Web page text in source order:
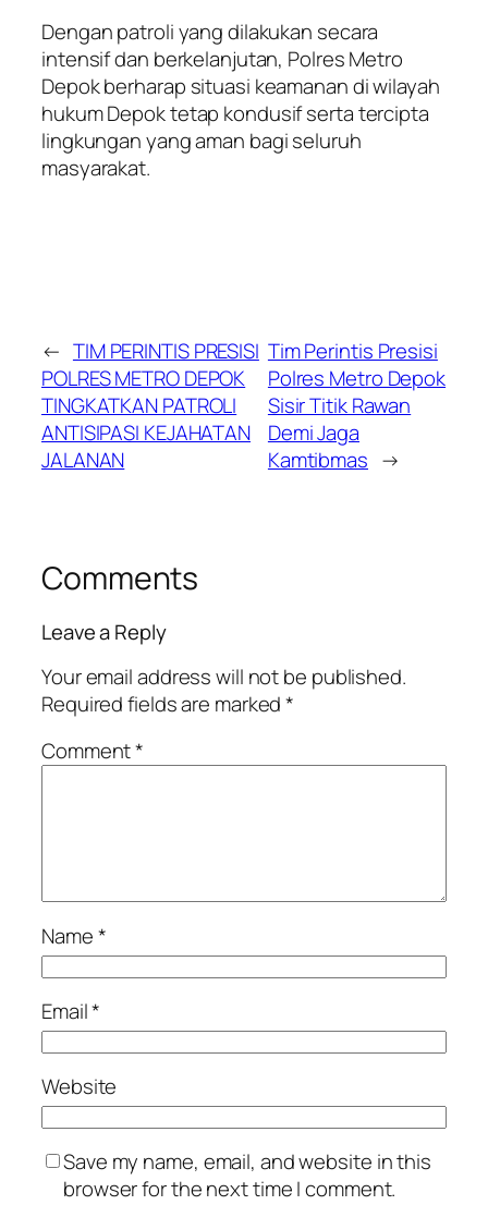
Dengan patroli yang dilakukan secara
intensif dan berkelanjutan, Polres Metro
Depok berharap situasi keamanan di wilayah
hukum Depok tetap kondusif serta tercipta
lingkungan yang aman bagi seluruh
masyarakat.
← TIM PERINTIS PRESISI
POLRES METRO DEPOK
TINGKATKAN PATROLI
ANTISIPASI KEJAHATAN
JALANAN
Tim Perintis Presisi
Polres Metro Depok
Sisir Titik Rawan
Demi Jaga
Kamtibmas →
Comments
Leave a Reply
Your email address will not be published.
Required fields are marked*
Comment*
Name*
Email*
Website
Save my name, email, and website in this
browser for the next time I comment.